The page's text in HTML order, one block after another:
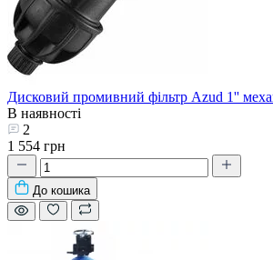
Дисковий промивний фільтр Azud 1''
В наявності
2
1 554 грн
До кошика